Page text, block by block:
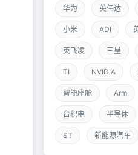
华为 英伟达
小米 ADI
英飞凌 三星
TI NVIDIA
智能座舱 Arm
台积电 半导体
ST 新能源汽车